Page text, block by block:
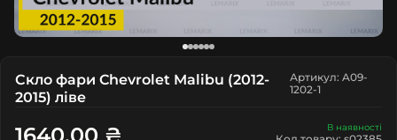
Скло фари Chevrolet Malibu (2012-
2015) ліве
Артикул: A09-
1202-1
В наявності